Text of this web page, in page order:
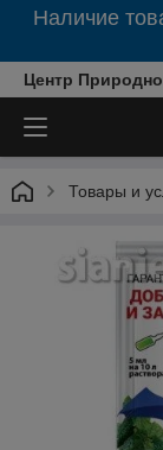
Наличие
Центр
Товары и